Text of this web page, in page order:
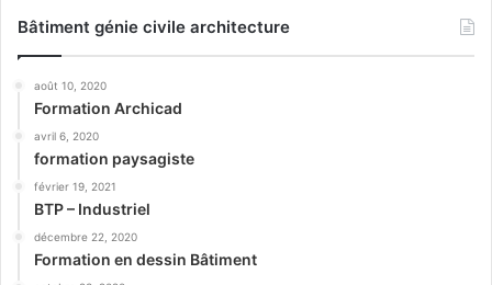
Bâtiment génie civile architecture
août 10, 2020
Formation Archicad
avril 6, 2020
formation paysagiste
février 19, 2021
BTP – Industriel
décembre 22, 2020
Formation en dessin Bâtiment